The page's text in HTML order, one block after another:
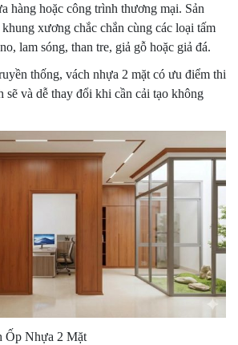
hàng hoặc công trình thương mại. Sản
xương chắc chắn cùng các loại tấm
lam sóng, than tre, giả gỗ hoặc giả đá.
thống, vách nhựa 2 mặt có ưu điểm thi
sẽ và dễ thay đổi khi cần cải tạo không
Ốp Nhựa 2 Mặt